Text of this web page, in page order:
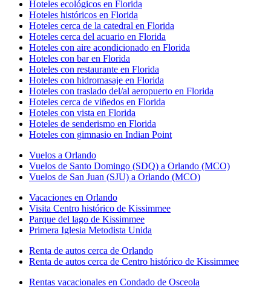
Hoteles ecológicos en Florida
Hoteles históricos en Florida
Hoteles cerca de la catedral en Florida
Hoteles cerca del acuario en Florida
Hoteles con aire acondicionado en Florida
Hoteles con bar en Florida
Hoteles con restaurante en Florida
Hoteles con hidromasaje en Florida
Hoteles con traslado del/al aeropuerto en Florida
Hoteles cerca de viñedos en Florida
Hoteles con vista en Florida
Hoteles de senderismo en Florida
Hoteles con gimnasio en Indian Point
Vuelos a Orlando
Vuelos de Santo Domingo (SDQ) a Orlando (MCO)
Vuelos de San Juan (SJU) a Orlando (MCO)
Vacaciones en Orlando
Visita Centro histórico de Kissimmee
Parque del lago de Kissimmee
Primera Iglesia Metodista Unida
Renta de autos cerca de Orlando
Renta de autos cerca de Centro histórico de Kissimmee
Rentas vacacionales en Condado de Osceola